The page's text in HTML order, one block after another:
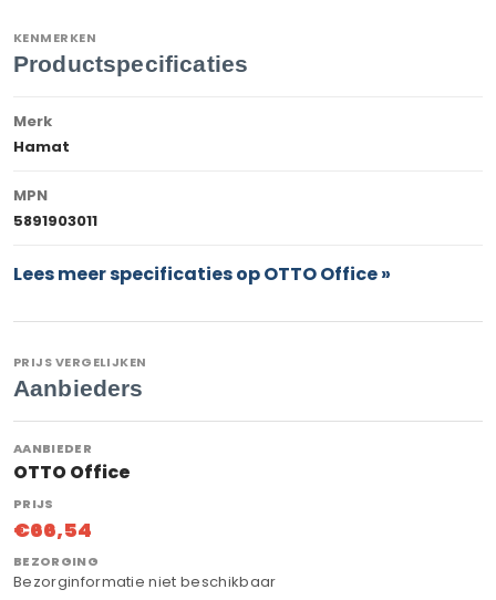
KENMERKEN
Productspecificaties
Merk
Hamat
MPN
5891903011
Lees meer specificaties op OTTO Office »
PRIJS VERGELIJKEN
Aanbieders
OTTO Office
€66,54
Bezorginformatie niet beschikbaar